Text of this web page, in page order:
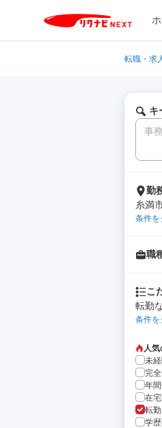
転職・求
キ
勤
糸満
条件を
職
こ
転勤
条件を
人気
未
完
年
在
転
学